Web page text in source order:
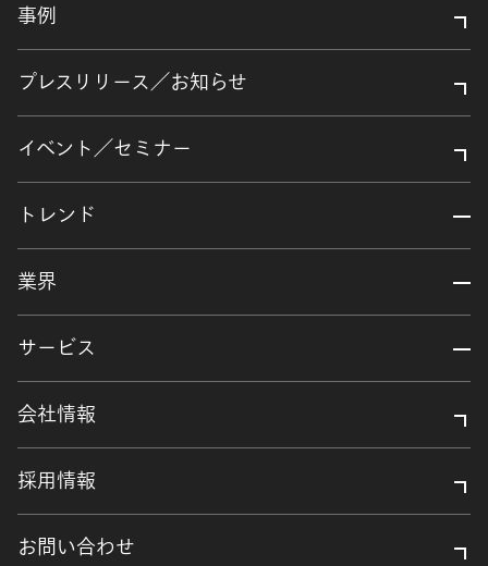
事例
プレスリリース／お知らせ
イベント／セミナー
トレンド
業界
サービス
会社情報
採用情報
お問い合わせ